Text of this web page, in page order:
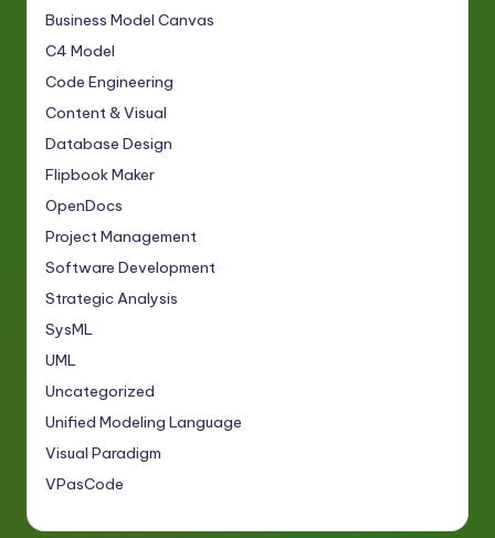
Business Model Canvas
C4 Model
Code Engineering
Content & Visual
Database Design
Flipbook Maker
OpenDocs
Project Management
Software Development
Strategic Analysis
SysML
UML
Uncategorized
Unified Modeling Language
Visual Paradigm
VPasCode